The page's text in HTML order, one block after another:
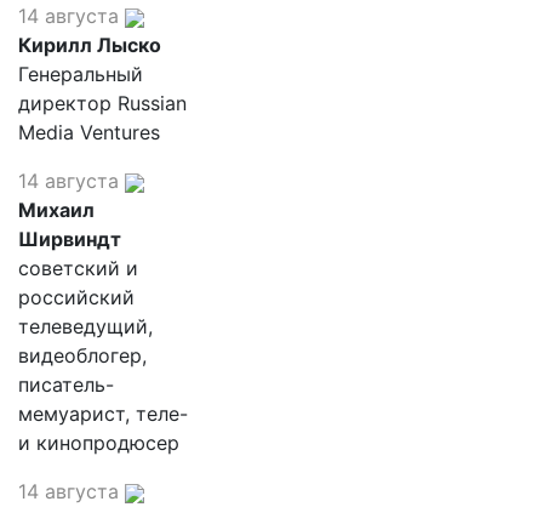
14 августа
Кирилл Лыско
Генеральный
директор Russian
Media Ventures
14 августа
Михаил
Ширвиндт
советский и
российский
телеведущий,
видеоблогер,
писатель-
мемуарист, теле-
и кинопродюсер
14 августа